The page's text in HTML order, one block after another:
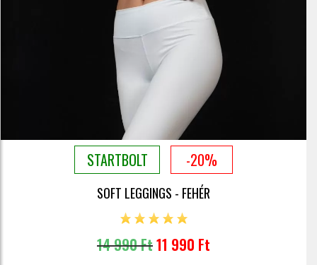
STARTBOLT -20%
SOFT LEGGINGS - FEHÉR
14 990 Ft11 990 Ft